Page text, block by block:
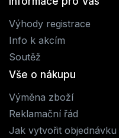
Výhody registrace
Info k akcím
Soutěž
Vše o nákupu
Výměna zboží
Reklamační řád
Jak vytvořit objednávku